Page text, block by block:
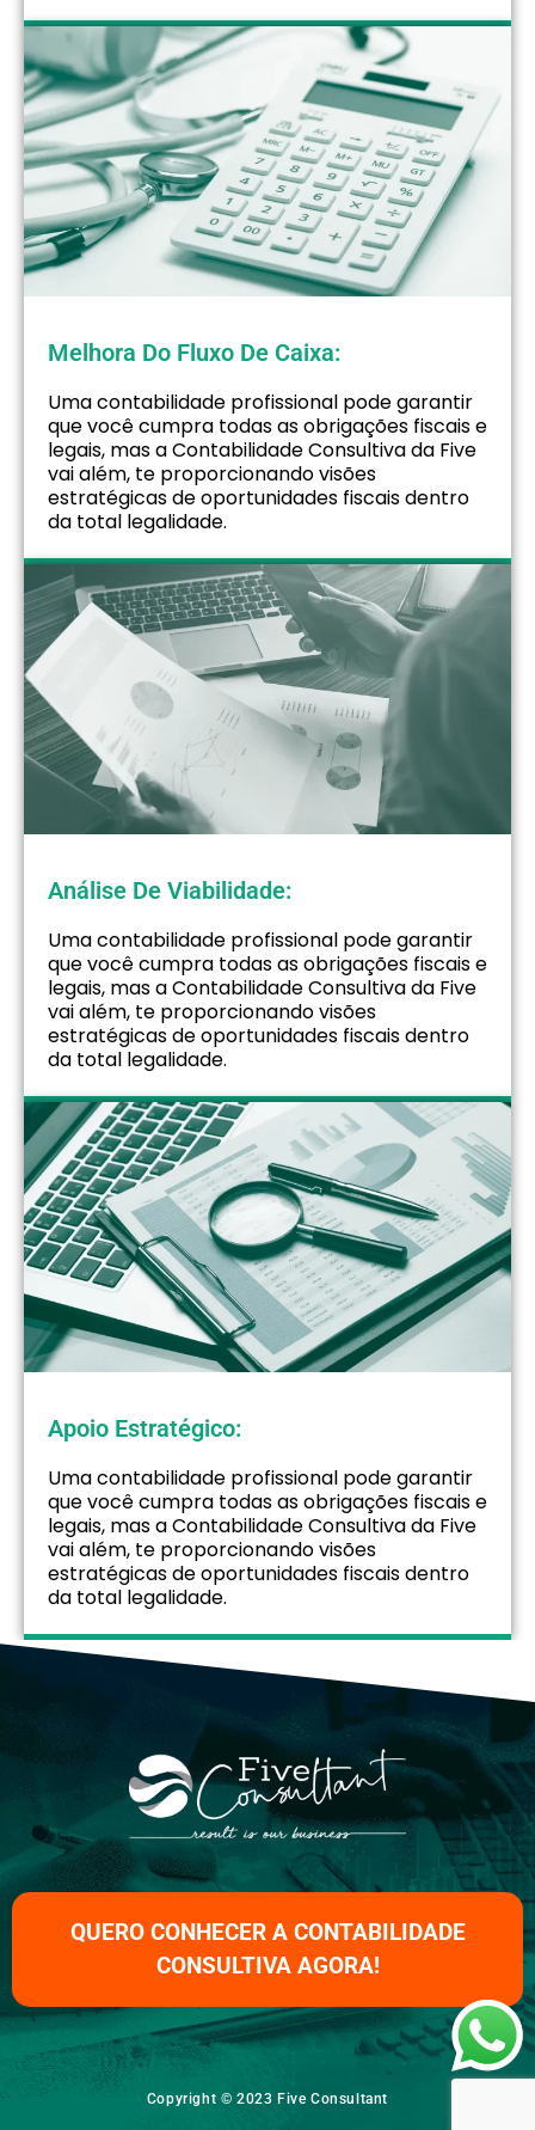
Melhora Do Fluxo De Caixa:
Uma contabilidade profissional pode garantir
que você cumpra todas as obrigações fiscais e
legais, mas a Contabilidade Consultiva da Five
vai além, te proporcionando visões
estratégicas de oportunidades fiscais dentro
da total legalidade.
Análise De Viabilidade:
Uma contabilidade profissional pode garantir
que você cumpra todas as obrigações fiscais e
legais, mas a Contabilidade Consultiva da Five
vai além, te proporcionando visões
estratégicas de oportunidades fiscais dentro
da total legalidade.
Apoio Estratégico:
Uma contabilidade profissional pode garantir
que você cumpra todas as obrigações fiscais e
legais, mas a Contabilidade Consultiva da Five
vai além, te proporcionando visões
estratégicas de oportunidades fiscais dentro
da total legalidade.
QUERO CONHECER A CONTABILIDADE
CONSULTIVA AGORA!
Copyright © 2023 Five Consultant